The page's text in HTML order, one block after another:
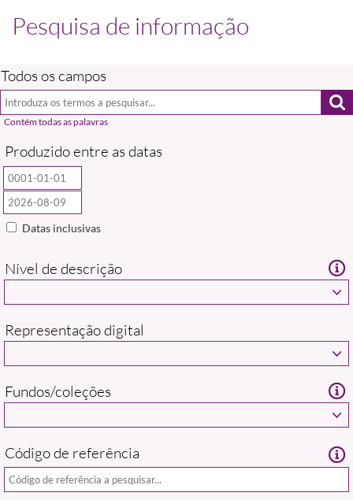
Pesquisa de informação
Todos os campos
Produzido entre as datas
Datas inclusivas
Nível de descrição
Representação digital
Fundos/coleções
Código de referência